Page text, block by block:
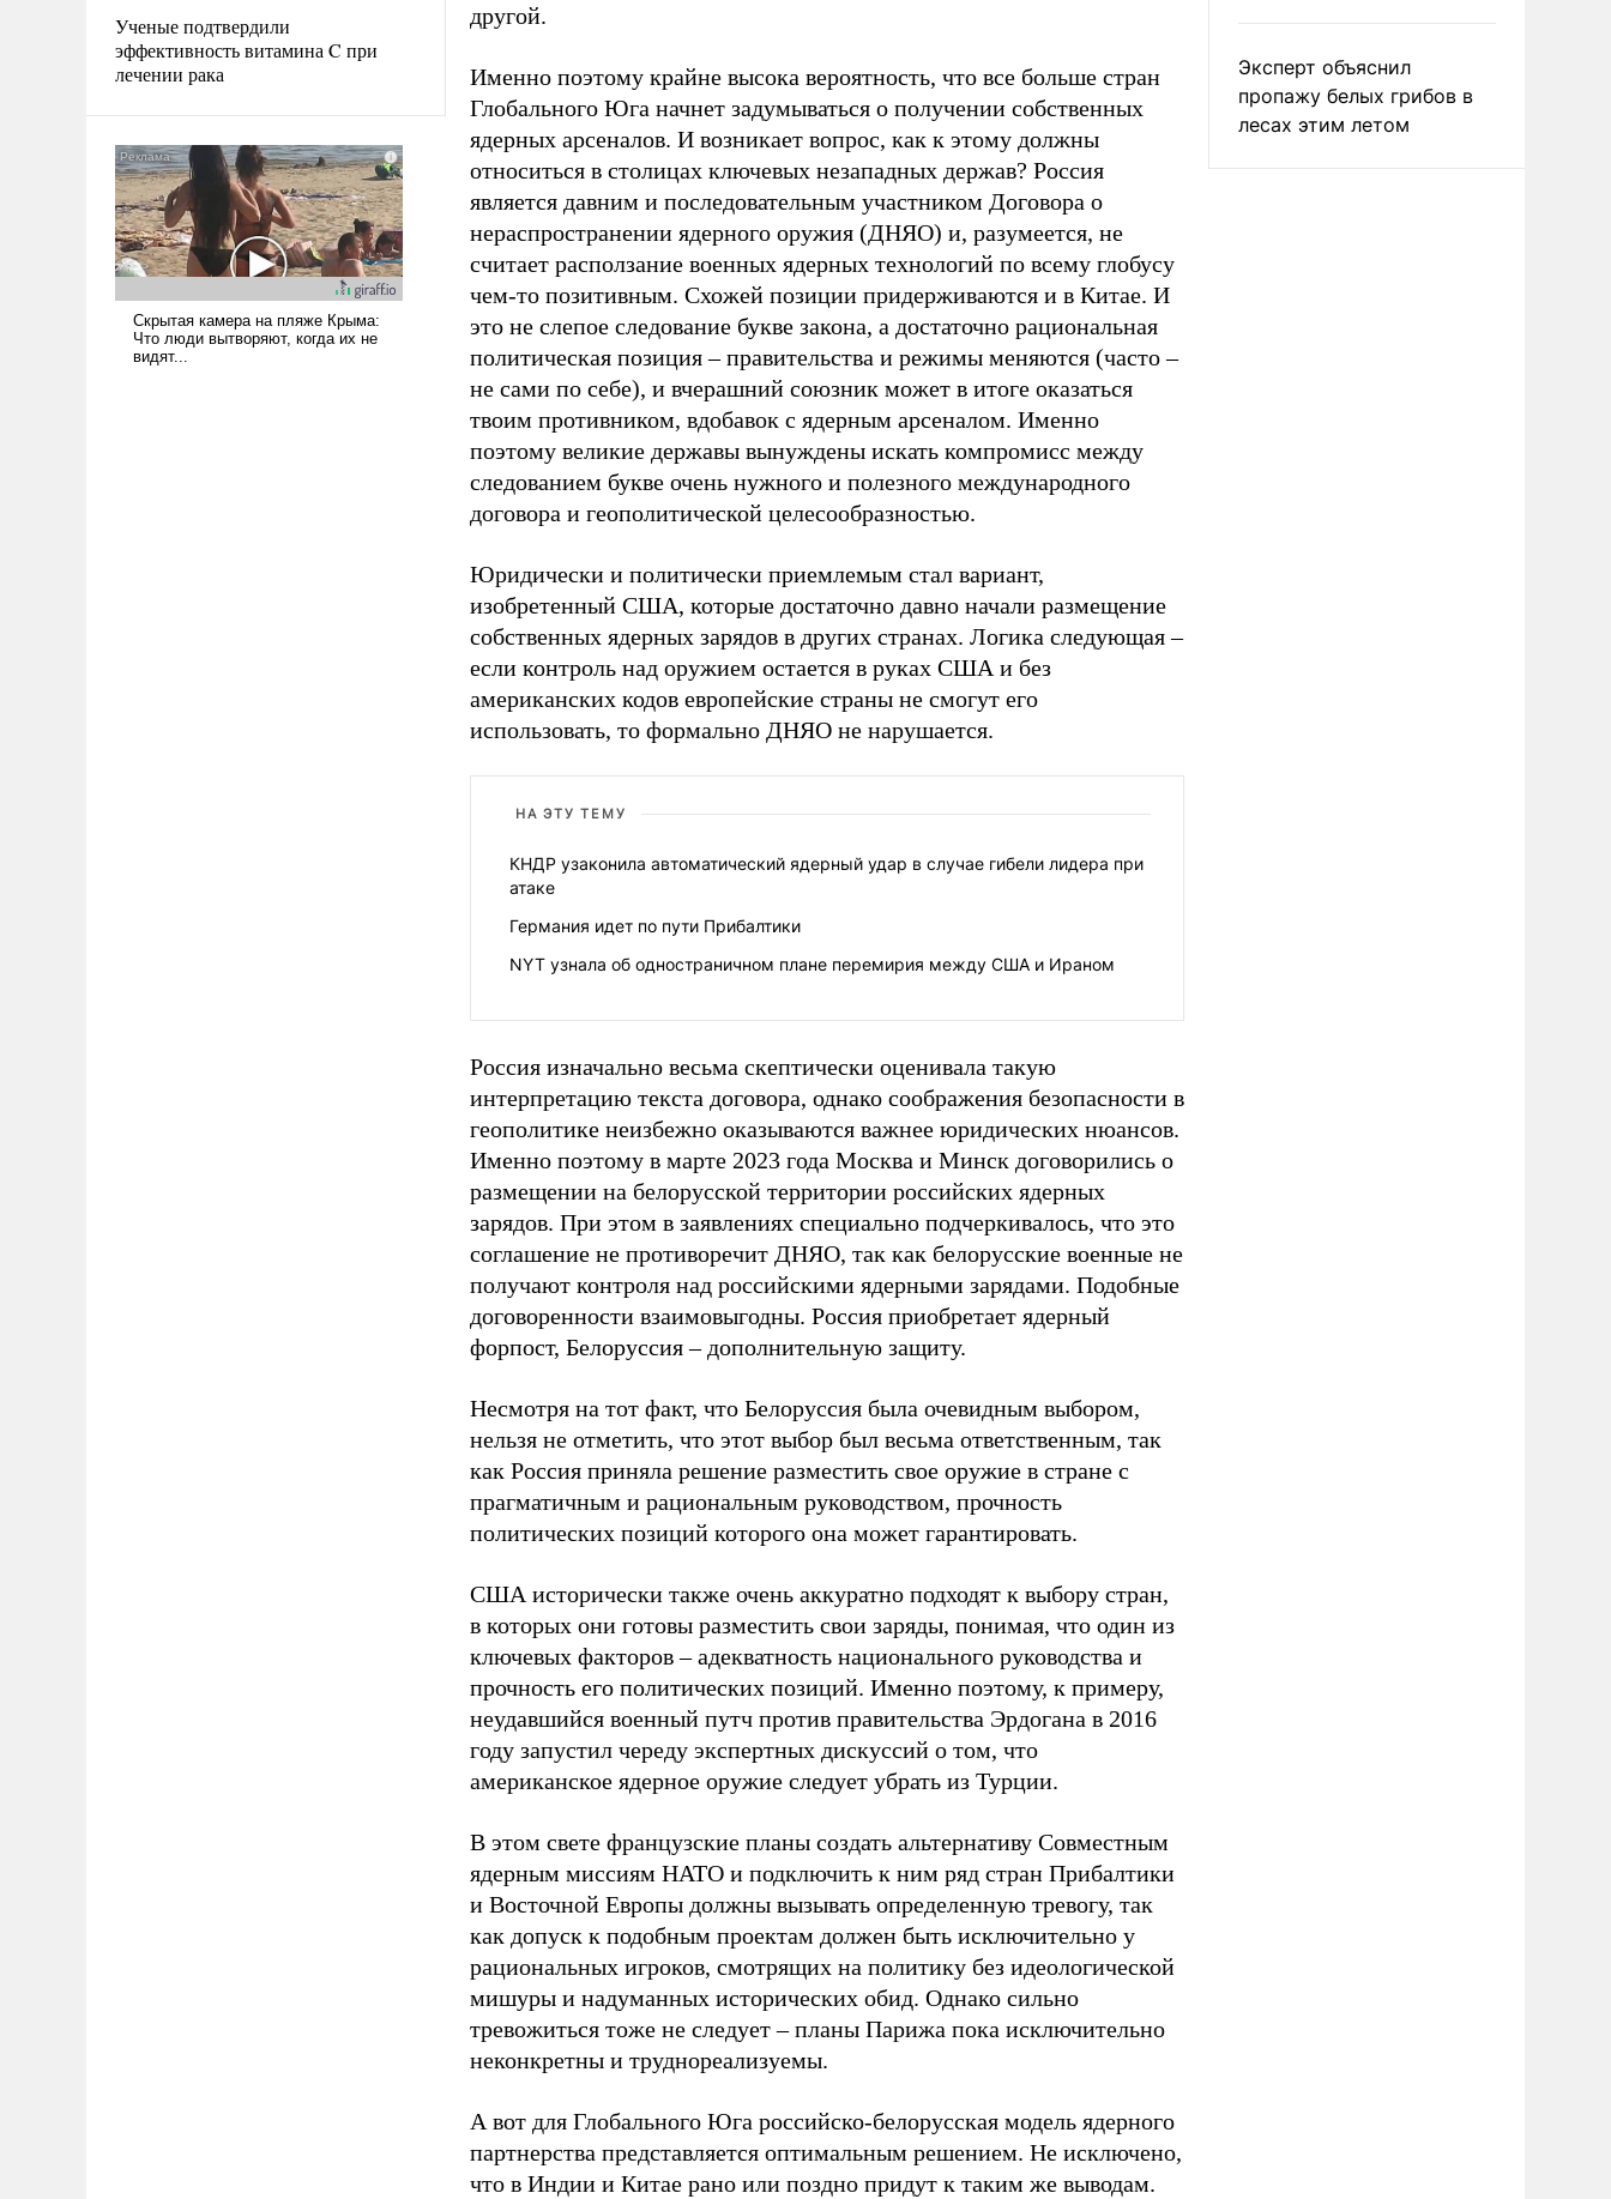
Ученые подтвердили
эффективность витамина C при
лечении рака
другой.
Именно поэтому крайне высока вероятность, что все больше стран
Глобального Юга начнет задумываться о получении собственных
ядерных арсеналов. И возникает вопрос, как к этому должны
относиться в столицах ключевых незападных держав? Россия
является давним и последовательным участником Договора о
нераспространении ядерного оружия (ДНЯО) и, разумеется, не
считает расползание военных ядерных технологий по всему глобусу
чем-то позитивным. Схожей позиции придерживаются и в Китае. И
это не слепое следование букве закона, а достаточно рациональная
политическая позиция – правительства и режимы меняются (часто –
не сами по себе), и вчерашний союзник может в итоге оказаться
твоим противником, вдобавок с ядерным арсеналом. Именно
поэтому великие державы вынуждены искать компромисс между
следованием букве очень нужного и полезного международного
договора и геополитической целесообразностью.
Юридически и политически приемлемым стал вариант,
изобретенный США, которые достаточно давно начали размещение
собственных ядерных зарядов в других странах. Логика следующая –
если контроль над оружием остается в руках США и без
американских кодов европейские страны не смогут его
использовать, то формально ДНЯО не нарушается.
НА ЭТУ ТЕМУ
КНДР узаконила автоматический ядерный удар в случае гибели лидера при
атаке
Германия идет по пути Прибалтики
NYT узнала об одностраничном плане перемирия между США и Ираном
Россия изначально весьма скептически оценивала такую
интерпретацию текста договора, однако соображения безопасности в
геополитике неизбежно оказываются важнее юридических нюансов.
Именно поэтому в марте 2023 года Москва и Минск договорились о
размещении на белорусской территории российских ядерных
зарядов. При этом в заявлениях специально подчеркивалось, что это
соглашение не противоречит ДНЯО, так как белорусские военные не
получают контроля над российскими ядерными зарядами. Подобные
договоренности взаимовыгодны. Россия приобретает ядерный
форпост, Белоруссия – дополнительную защиту.
Несмотря на тот факт, что Белоруссия была очевидным выбором,
нельзя не отметить, что этот выбор был весьма ответственным, так
как Россия приняла решение разместить свое оружие в стране с
прагматичным и рациональным руководством, прочность
политических позиций которого она может гарантировать.
США исторически также очень аккуратно подходят к выбору стран,
в которых они готовы разместить свои заряды, понимая, что один из
ключевых факторов – адекватность национального руководства и
прочность его политических позиций. Именно поэтому, к примеру,
неудавшийся военный путч против правительства Эрдогана в 2016
году запустил череду экспертных дискуссий о том, что
американское ядерное оружие следует убрать из Турции.
В этом свете французские планы создать альтернативу Совместным
ядерным миссиям НАТО и подключить к ним ряд стран Прибалтики
и Восточной Европы должны вызывать определенную тревогу, так
как допуск к подобным проектам должен быть исключительно у
рациональных игроков, смотрящих на политику без идеологической
мишуры и надуманных исторических обид. Однако сильно
тревожиться тоже не следует – планы Парижа пока исключительно
неконкретны и труднореализуемы.
А вот для Глобального Юга российско-белорусская модель ядерного
партнерства представляется оптимальным решением. Не исключено,
что в Индии и Китае рано или поздно придут к таким же выводам.
Эксперт объяснил
пропажу белых грибов в
лесах этим летом